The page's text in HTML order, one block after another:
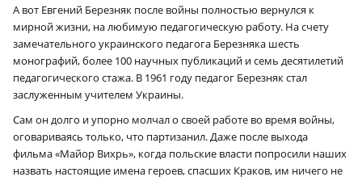
А вот Евгений Березняк после войны полностью вернулся к
мирной жизни, на любимую педагогическую работу. На счету
замечательного украинского педагога Березняка шесть
монографий, более 100 научных публикаций и семь десятилетий
педагогического стажа. В 1961 году педагог Березняк стал
заслуженным учителем Украины.
Сам он долго и упорно молчал о своей работе во время войны,
оговариваясь только, что партизанил. Даже после выхода
фильма «Майор Вихрь», когда польские власти попросили наших
назвать настоящие имена героев, спасших Краков, им ничего не